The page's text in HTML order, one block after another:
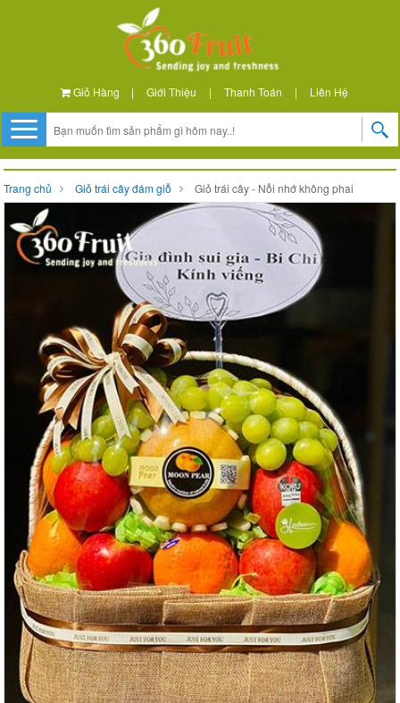
Giỏ Hàng | Giới Thiệu | Thanh Toán | Liên Hệ
Trang chủ Giỏ trái cây đám giỗ Giỏ trái cây - Nỗi nhớ không phai